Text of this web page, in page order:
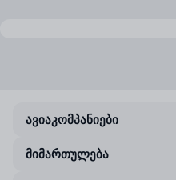
ავიაკომპანიები
მიმართულება